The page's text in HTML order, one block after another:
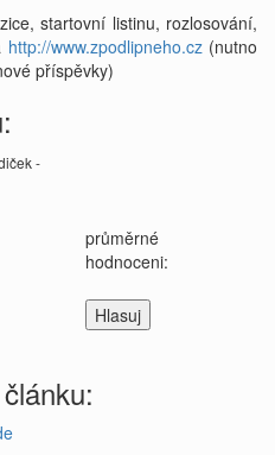
startovní listinu, rozlosování,
http://www.zpodlipneho.cz(nutno
příspěvky)
-
průměrné
hodnoceni: